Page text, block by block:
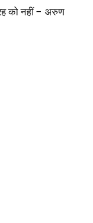
को नहीं – अरुण